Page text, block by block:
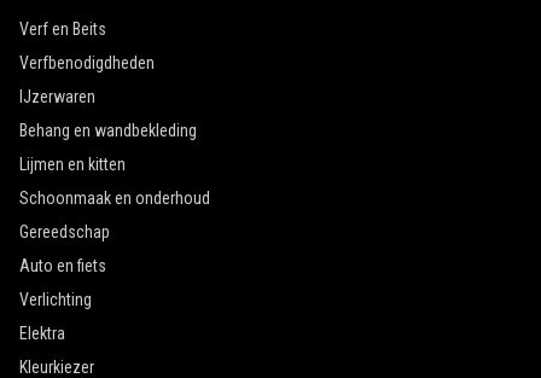
Verf en Beits
Verfbenodigdheden
IJzerwaren
Behang en wandbekleding
Lijmen en kitten
Schoonmaak en onderhoud
Gereedschap
Auto en fiets
Verlichting
Elektra
Kleurkiezer